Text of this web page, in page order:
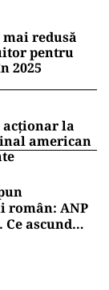
mai redusă
pentru
2025
acționar la
american
ANP
ascund